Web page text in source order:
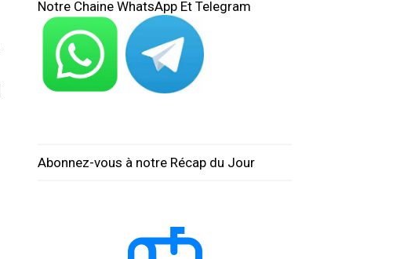
Notre Chaine WhatsApp Et Telegram
Abonnez-vous à notre Récap du Jour